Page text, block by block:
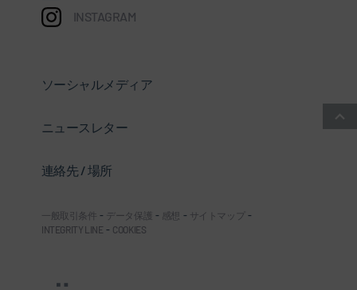
INSTAGRAM
ソーシャルメディア
ニュースレター
連絡先 / 場所
一般取引条件 - データ保護 - 感想 - サイトマップ -
INTEGRITY LINE - COOKIES